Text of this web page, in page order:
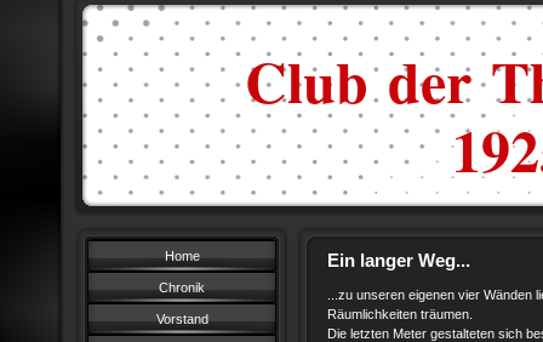
Club der
Home
Chronik
Vorstand
Ein langer Weg...
...zu unseren eigenen vier Wänden
Räumlichkeiten träumen.
Die letzten Meter gestalteten sich